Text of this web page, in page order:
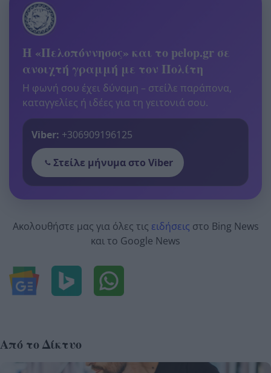
Η «Πελοπόννησος» και το pelop.gr σε
ανοιχτή γραμμή με τον Πολίτη
Η φωνή σου έχει δύναμη – στείλε παράπονα,
καταγγελίες ή ιδέες για τη γειτονιά σου.
Viber: +306909196125
Στείλε μήνυμα στο Viber
Ακολουθήστε μας για όλες τις ειδήσεις στο Bing News
και το Google News
Από το Δίκτυο